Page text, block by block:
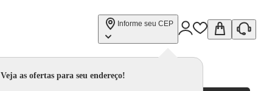
Informe seu CEP
Veja as ofertas para seu endereço!